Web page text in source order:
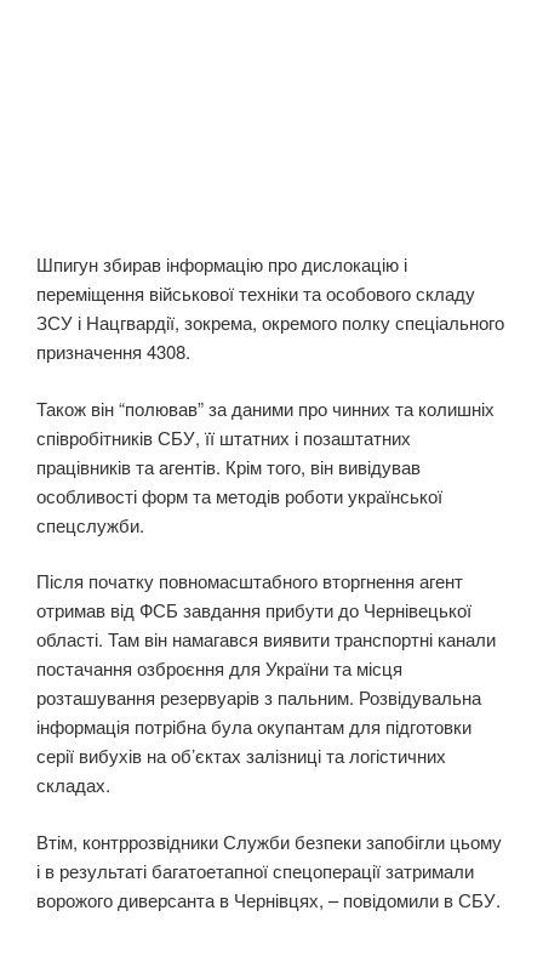
Шпигун збирав інформацію про дислокацію і
переміщення військової техніки та особового складу
ЗСУ і Нацгвардії, зокрема, окремого полку спеціального
призначення 4308.
Також він “полював” за даними про чинних та колишніх
співробітників СБУ, її штатних і позаштатних
працівників та агентів. Крім того, він вивідував
особливості форм та методів роботи української
спецслужби.
Після початку повномасштабного вторгнення агент
отримав від ФСБ завдання прибути до Чернівецької
області. Там він намагався виявити транспортні канали
постачання озброєння для України та місця
розташування резервуарів з пальним. Розвідувальна
інформація потрібна була окупантам для підготовки
серії вибухів на об’єктах залізниці та логістичних
складах.
Втім, контррозвідники Служби безпеки запобігли цьому
і в результаті багатоетапної спецоперації затримали
ворожого диверсанта в Чернівцях, – повідомили в СБУ.